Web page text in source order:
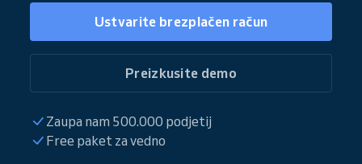
Ustvarite brezplačen račun
Preizkusite demo
Zaupa nam 500.000 podjetij
Free paket za vedno